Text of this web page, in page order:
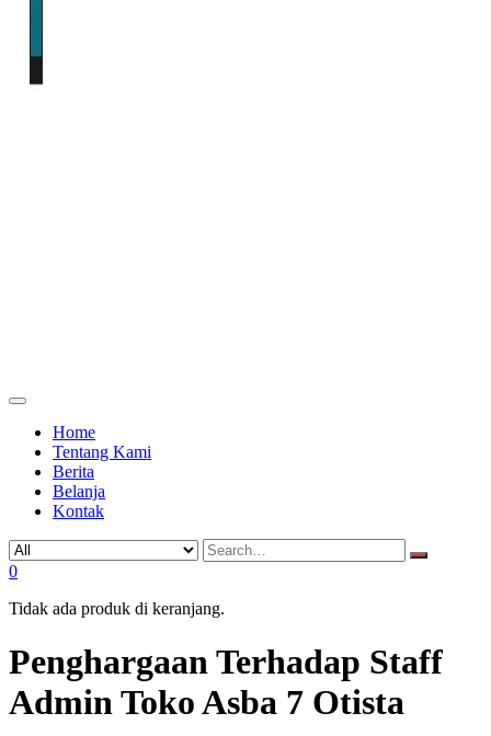
Home
Tentang Kami
Berita
Belanja
Kontak
0
Tidak ada produk di keranjang.
Penghargaan Terhadap Staff
Admin Toko Asba 7 Otista